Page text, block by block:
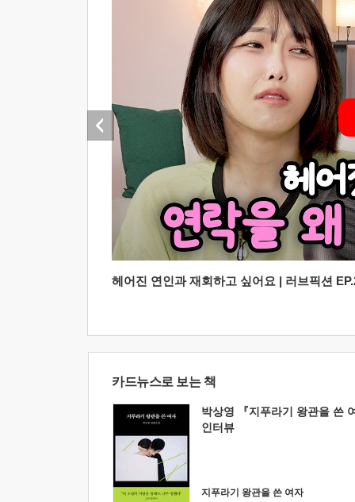
헤어진 연인과 재회하고 싶어요 | 러브픽션
카드뉴스로 보는 책
박상영 『지푸라기 왕관을 쓴
인터뷰
지푸라기 왕관을 쓴 여자